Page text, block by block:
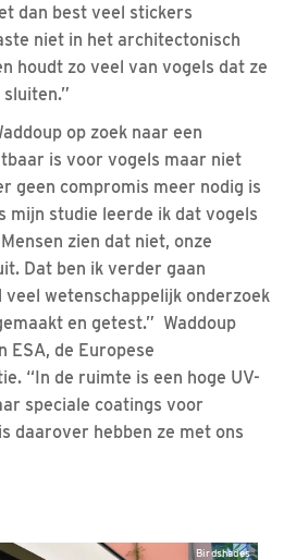
dan best veel stickers
niet in het architectonisch
houdt zo veel van vogels dat ze
op zoek naar een
is voor vogels maar niet
geen compromis meer nodig is
mijn studie leerde ik dat vogels
zien dat niet, onze
Dat ben ik verder gaan
veel wetenschappelijk onderzoek
en getest.” Waddoup
ESA, de Europese
“In de ruimte is een hoge UV-
speciale coatings voor
daarover hebben ze met ons
Birdshades